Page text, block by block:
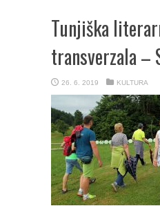
Tunjiška
transverzala –
26. 6. 2019 KULTURA